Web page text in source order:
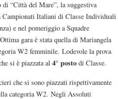
“Città del Mare”, la suggestiva
Campionati Italiani di Classe Individuali
e nel pomeriggio a Squadre
gara è stata quella di Mariangela
W2 femminile. Lodevole la prova
si è piazzata al 4° posto di Classe.
che si sono piazzati rispettivamente
categoria W2. Negli Assoluti